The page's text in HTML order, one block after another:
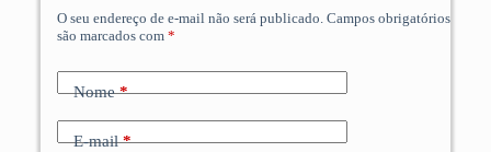
O seu endereço de e-mail não será publicado. Campos obrigatórios
são marcados com *
Nome*
E-mail*